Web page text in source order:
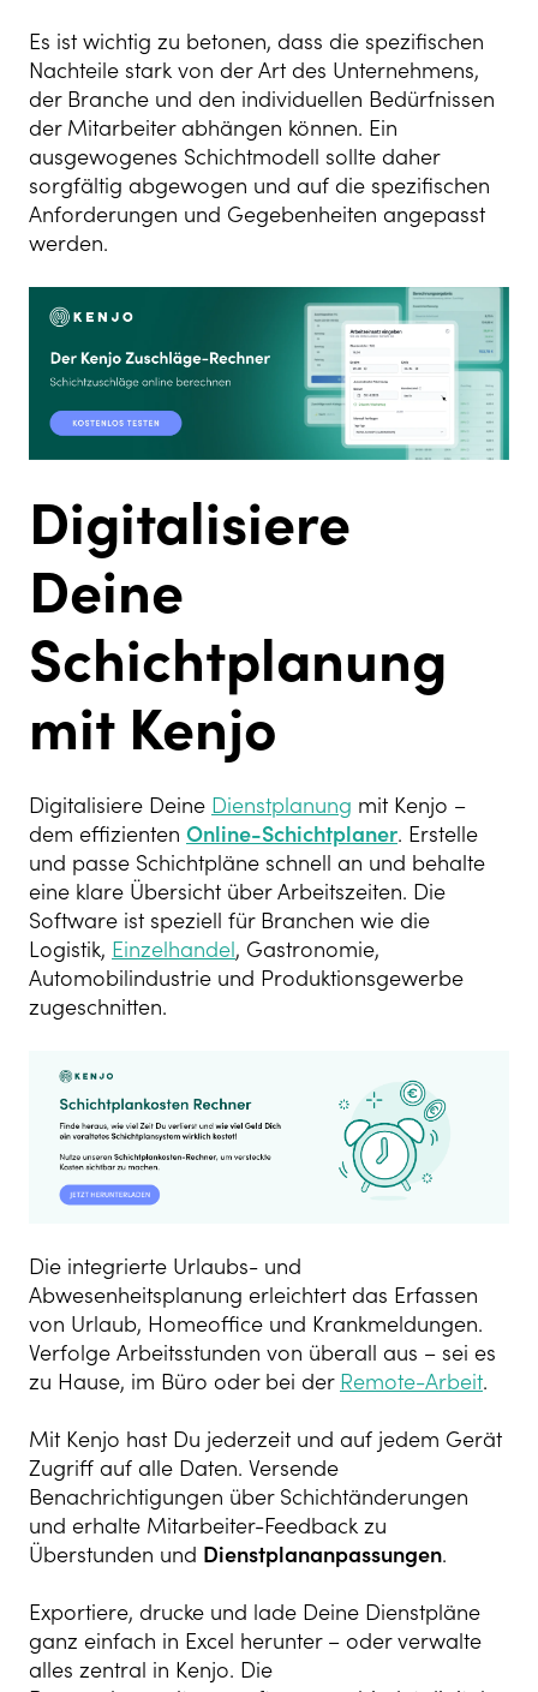
Es ist wichtig zu betonen, dass die spezifischen
Nachteile stark von der Art des Unternehmens,
der Branche und den individuellen Bedürfnissen
der Mitarbeiter abhängen können. Ein
ausgewogenes Schichtmodell sollte daher
sorgfältig abgewogen und auf die spezifischen
Anforderungen und Gegebenheiten angepasst
werden.
Digitalisiere
Deine
Schichtplanung
mit Kenjo
Digitalisiere Deine Dienstplanung mit Kenjo –
dem effizienten Online-Schichtplaner. Erstelle
und passe Schichtpläne schnell an und behalte
eine klare Übersicht über Arbeitszeiten. Die
Software ist speziell für Branchen wie die
Logistik, Einzelhandel, Gastronomie,
Automobilindustrie und Produktionsgewerbe
zugeschnitten.
Die integrierte Urlaubs- und
Abwesenheitsplanung erleichtert das Erfassen
von Urlaub, Homeoffice und Krankmeldungen.
Verfolge Arbeitsstunden von überall aus – sei es
zu Hause, im Büro oder bei der Remote-Arbeit.
Mit Kenjo hast Du jederzeit und auf jedem Gerät
Zugriff auf alle Daten. Versende
Benachrichtigungen über Schichtänderungen
und erhalte Mitarbeiter-Feedback zu
Überstunden und Dienstplananpassungen.
Exportiere, drucke und lade Deine Dienstpläne
ganz einfach in Excel herunter – oder verwalte
alles zentral in Kenjo. Die